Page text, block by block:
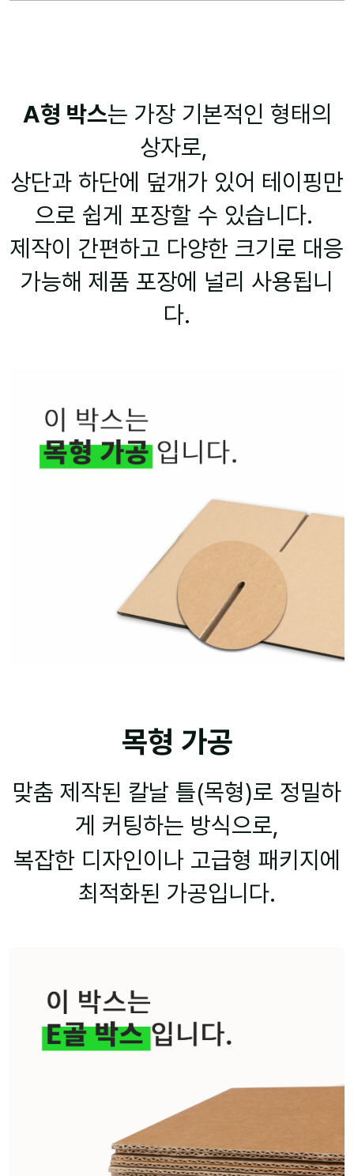
A형 박스는 가장 기본적인 형태의
상자로,
상단과 하단에 덮개가 있어 테이핑만
으로 쉽게 포장할 수 있습니다.
제작이 간편하고 다양한 크기로 대응
가능해 제품 포장에 널리 사용됩니
다.
목형 가공
맞춤 제작된 칼날 틀(목형)로 정밀하
게 커팅하는 방식으로,
복잡한 디자인이나 고급형 패키지에
최적화된 가공입니다.